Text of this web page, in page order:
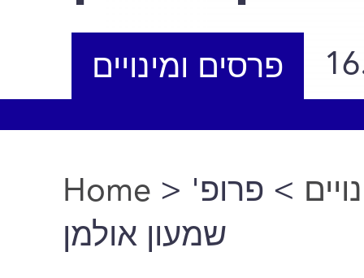
פרסים ומינויים
You are here
Home > > פרופ'
שמעון אולמן